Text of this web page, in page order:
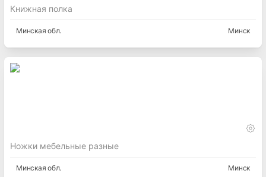
Книжная полка
Минская обл. Минск
Ножки мебельные разные
Минская обл. Минск